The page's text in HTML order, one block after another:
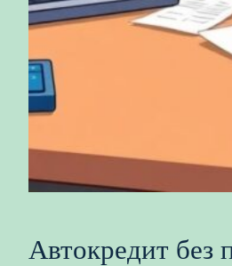
Автокредит без